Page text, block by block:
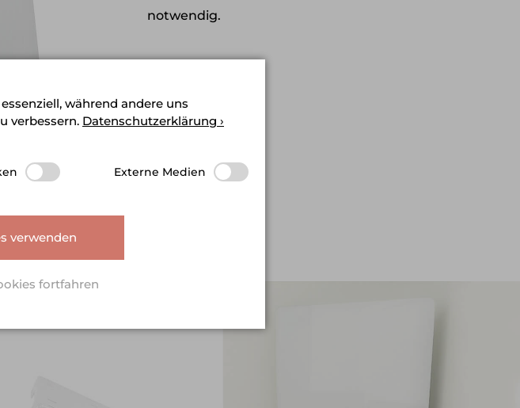
notwendig.
während andere uns
verbessern. Datenschutzerklärung ›
fortfahren
verwenden
Externe Medien